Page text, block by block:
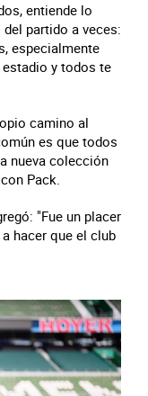
entiende lo
partido a veces:
especialmente
y todos te
camino al
es que todos
nueva colección
Pack.
"Fue un placer
hacer que el club